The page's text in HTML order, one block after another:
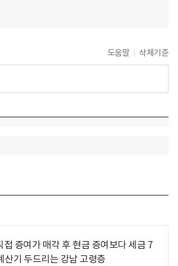
도움말 삭제기준
접 증여가 매각 후 현금 증여보다 세금 7
기 두드리는 강남 고령층